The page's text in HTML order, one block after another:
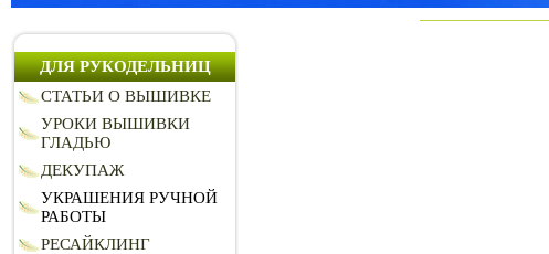
ДЛЯ РУКОДЕЛЬНИЦ
СТАТЬИ О ВЫШИВКЕ
УРОКИ ВЫШИВКИ
ГЛАДЬЮ
ДЕКУПАЖ
УКРАШЕНИЯ РУЧНОЙ
РАБОТЫ
РЕСАЙКЛИНГ